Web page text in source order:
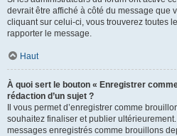
devrait être affiché à côté du message que
cliquant sur celui-ci, vous trouverez toutes
rapporter le message.
Haut
À quoi sert le bouton « Enregistrer
rédaction d’un sujet ?
Il vous permet d’enregistrer comme
souhaitez finaliser et publier
messages enregistrés comme brouillons